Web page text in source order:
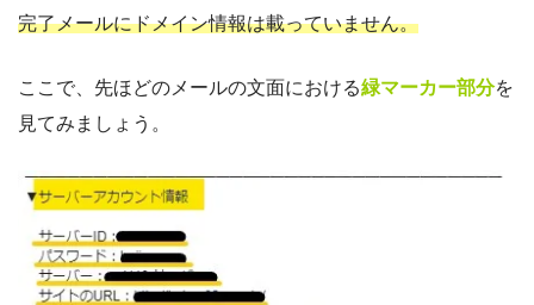
完了メールにドメイン情報は載っていません。
ここで、先ほどのメールの文面における緑マーカー部分を
見てみましょう。